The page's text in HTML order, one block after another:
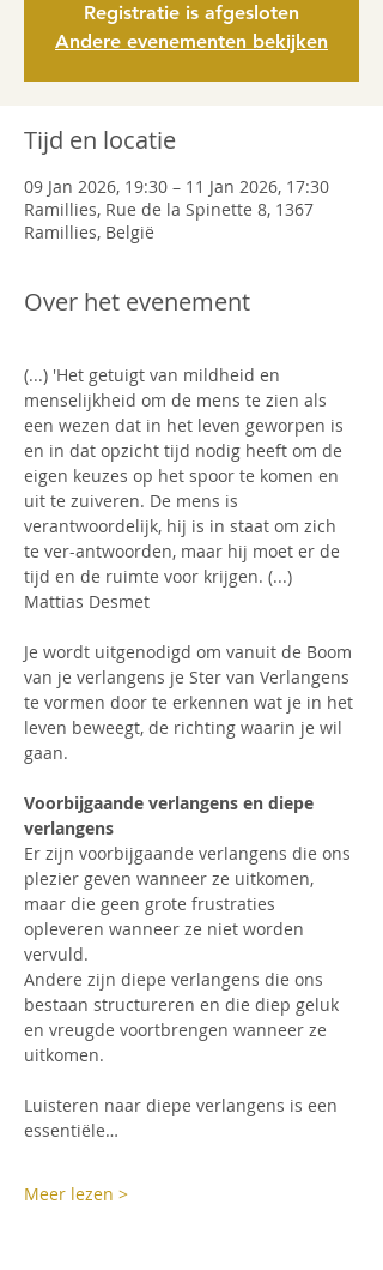
Registratie is afgesloten
Andere evenementen bekijken
Tijd en locatie
09 Jan 2026, 19:30 – 11 Jan 2026, 17:30
Ramillies, Rue de la Spinette 8, 1367
Ramillies, België
Over het evenement
(...) 'Het getuigt van mildheid en
menselijkheid om de mens te zien als
een wezen dat in het leven geworpen is
en in dat opzicht tijd nodig heeft om de
eigen keuzes op het spoor te komen en
uit te zuiveren. De mens is
verantwoordelijk, hij is in staat om zich
te ver-antwoorden, maar hij moet er de
tijd en de ruimte voor krijgen. (...)
Mattias Desmet
Je wordt uitgenodigd om vanuit de Boom
van je verlangens je Ster van Verlangens
te vormen door te erkennen wat je in het
leven beweegt, de richting waarin je wil
gaan.
Voorbijgaande verlangens en diepe
verlangens
Er zijn voorbijgaande verlangens die ons
plezier geven wanneer ze uitkomen,
maar die geen grote frustraties
opleveren wanneer ze niet worden
vervuld.
Andere zijn diepe verlangens die ons
bestaan structureren en die diep geluk
en vreugde voortbrengen wanneer ze
uitkomen.
Luisteren naar diepe verlangens is een
essentiële…
Meer lezen >